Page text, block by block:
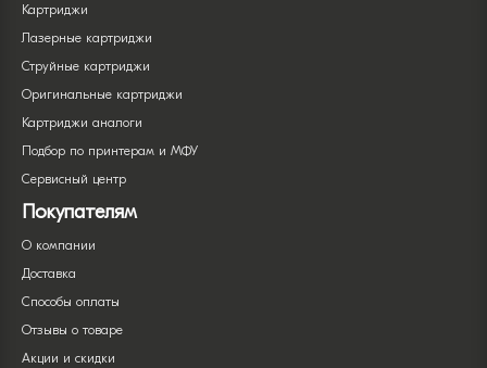
Картриджи
Лазерные картриджи
Струйные картриджи
Оригинальные картриджи
Картриджи аналоги
Подбор по принтерам и МФУ
Сервисный центр
Покупателям
О компании
Доставка
Способы оплаты
Отзывы о товаре
Акции и скидки